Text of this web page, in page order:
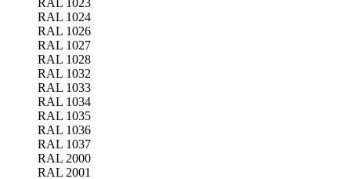
RAL 1023
RAL 1024
RAL 1026
RAL 1027
RAL 1028
RAL 1032
RAL 1033
RAL 1034
RAL 1035
RAL 1036
RAL 1037
RAL 2000
RAL 2001